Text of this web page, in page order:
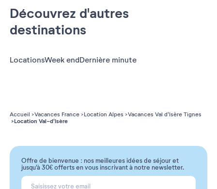
Découvrez d'autres
destinations
LocationsWeek endDernière minute
Accueil Vacances France Location Alpes Vacances Val d'Isère Tignes
Location Val-d'Isère
Offre de bienvenue : nos meilleures idées de séjour et
jusqu'à 30€ offerts en vous inscrivant à notre newsletter.